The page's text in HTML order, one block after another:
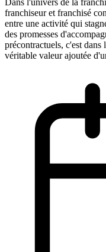
Dans l'univers de la
franchiseur et franchisé
entre une activité qui
des promesses
précontractuels, c'est dans
véritable valeur ajoutée